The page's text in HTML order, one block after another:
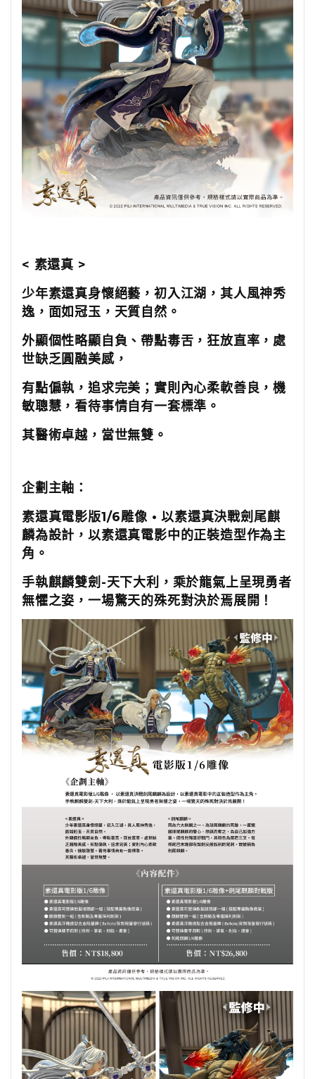
< 素還真 >
少年素還真身懷絕藝，初入江湖，其人風神秀
逸，面如冠玉，天質自然。
外顯個性略顯自負、帶點毒舌，狂放直率，處
世缺乏圓融美感，
有點偏執，追求完美；實則內心柔軟善良，機
敏聰慧，看待事情自有一套標準。
其醫術卓越，當世無雙。
企劃主軸：
素還真電影版1/6雕像 • 以素還真決戰劍尾麒
麟為設計，以素還真電影中的正裝造型作為主
角。
手執麒麟雙劍-天下大利，乘於龍氣上呈現勇者
無懼之姿，一場驚天的殊死對決於焉展開！